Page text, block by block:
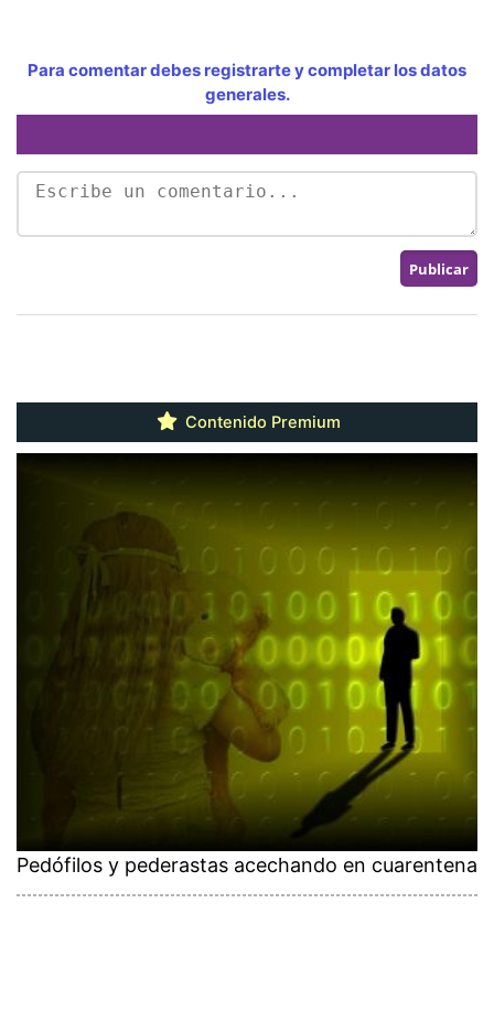
Para comentar debes registrarte y completar los datos
generales.
Contenido Premium
Pedófilos y pederastas acechando en cuarentena